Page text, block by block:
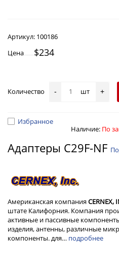
Артикул: 100186
Цена
$234
Количество - шт +
Избранное
Наличие: По
Адаптеры C29F-NF
Американская компанияCERNEX,
штате Калифорния. Компания
активные и пассивные
изделия, антенны, различные
компоненты. для… подробнее